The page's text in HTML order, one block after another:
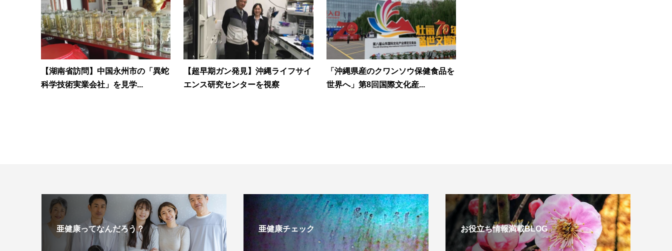
【湖南省訪問】中国永州市の「異蛇
科学技術実業会社」を見学...
【超早期ガン発見】沖縄ライフサイ
エンス研究センターを視察
「沖縄県産のクワンソウ保健食品を
世界へ」第8回国際文化産...
亜健康ってなんだろう？ 亜健康チェック お役立ち情報満載BLOG